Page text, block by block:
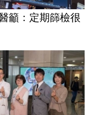
籲：定期篩檢很